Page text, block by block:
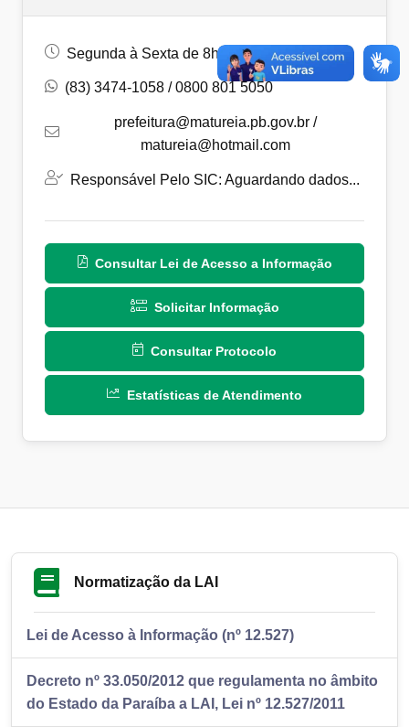
Segunda à Sexta de 8h às 14h
(83) 3474-1058 / 0800 801 5050
prefeitura@matureia.pb.gov.br /
matureia@hotmail.com
Responsável Pelo SIC: Aguardando dados...
Consultar Lei de Acesso a Informação
Solicitar Informação
Consultar Protocolo
Estatísticas de Atendimento
Normatização da LAI
Lei de Acesso à Informação (nº 12.527)
Decreto nº 33.050/2012 que regulamenta no âmbito
do Estado da Paraíba a LAI, Lei nº 12.527/2011